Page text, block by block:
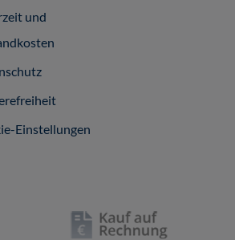
und
Einstellungen